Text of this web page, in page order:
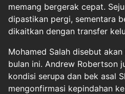
memang bergerak cepat.
dipastikan pergi, sementara
dikaitkan dengan transfer
Mohamed Salah disebut
bulan ini. Andrew Robertson
kondisi serupa dan bek asal
mengonfirmasi kepindahan